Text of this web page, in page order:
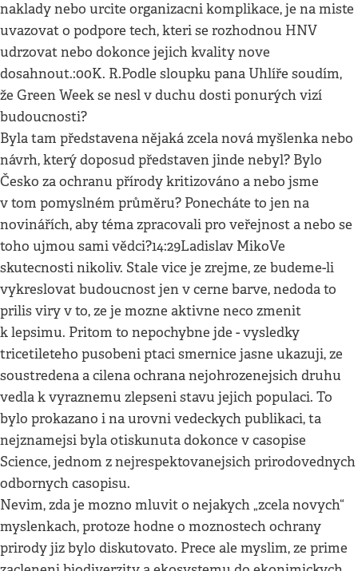
naklady nebo urcite organizacni komplikace, je na miste
uvazovat o podpore tech, kteri se rozhodnou HNV
udrzovat nebo dokonce jejich kvality nove
dosahnout.:00K. R.Podle sloupku pana Uhlíře soudím,
že Green Week se nesl v duchu dosti ponurých vizí
budoucnosti?
Byla tam představena nějaká zcela nová myšlenka nebo
návrh, který doposud představen jinde nebyl? Bylo
Česko za ochranu přírody kritizováno a nebo jsme
v tom pomyslném průměru? Ponecháte to jen na
novinářích, aby téma zpracovali pro veřejnost a nebo se
toho ujmou sami vědci?14:29Ladislav MikoVe
skutecnosti nikoliv. Stale vice je zrejme, ze budeme-li
vykreslovat budoucnost jen v cerne barve, nedoda to
prilis viry v to, ze je mozne aktivne neco zmenit
k lepsimu. Pritom to nepochybne jde - vysledky
tricetileteho pusobeni ptaci smernice jasne ukazuji, ze
soustredena a cilena ochrana nejohrozenejsich druhu
vedla k vyraznemu zlepseni stavu jejich populaci. To
bylo prokazano i na urovni vedeckych publikaci, ta
nejznamejsi byla otiskunuta dokonce v casopise
Science, jednom z nejrespektovanejsich prirodovednych
odbornych casopisu.
Nevim, zda je mozno mluvit o nejakych „zcela novych“
myslenkach, protoze hodne o moznostech ochrany
prirody jiz bylo diskutovato. Prece ale myslim, ze prime